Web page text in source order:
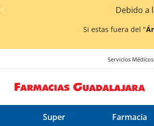
< div class="carousel-inner">
Si estas fuera del "
Servicios Médicos
Super Farmacia